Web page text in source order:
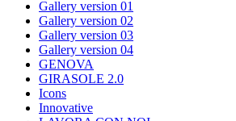
Gallery version 01
Gallery version 02
Gallery version 03
Gallery version 04
GENOVA
GIRASOLE 2.0
Icons
Innovative